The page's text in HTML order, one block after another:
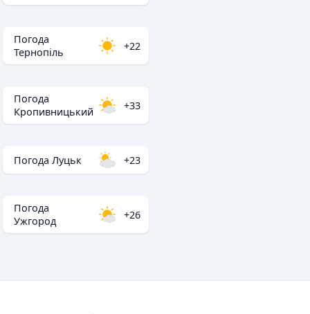
Погода
Тернопіль
+22
Погода
Кропивницький
+33
Погода Луцьк +23
Погода
Ужгород
+26